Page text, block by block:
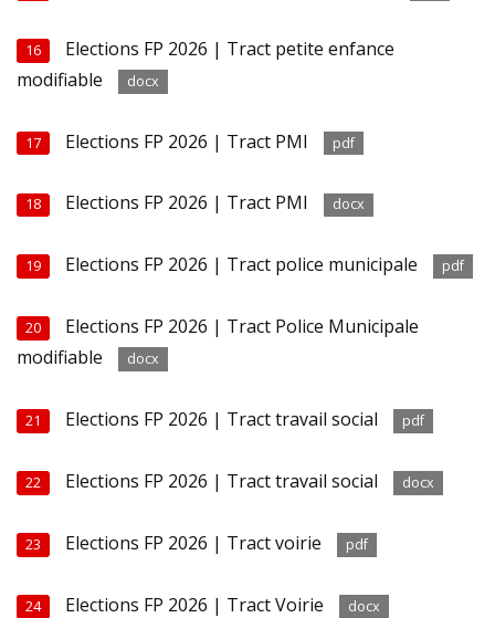
16
Elections FP 2026 | Tract petite enfance
modifiable
docx
17 Elections FP 2026 | Tract PMI pdf
18 Elections FP 2026 | Tract PMI docx
19 Elections FP 2026 | Tract police municipale pdf
20
Elections FP 2026 | Tract Police Municipale
modifiable
docx
21 Elections FP 2026 | Tract travail social pdf
22 Elections FP 2026 | Tract travail social docx
23 Elections FP 2026 | Tract voirie pdf
24 Elections FP 2026 | Tract Voirie docx